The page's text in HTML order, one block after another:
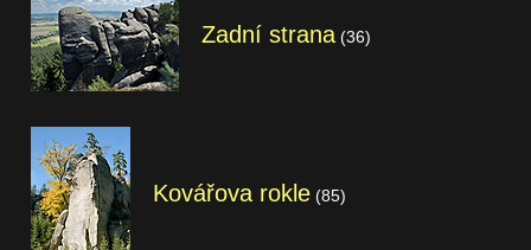
Zadní strana (36)
Kovářova rokle (85)